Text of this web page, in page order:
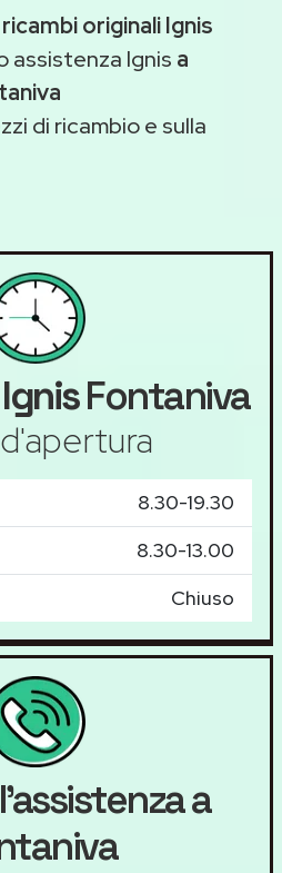
ricambi originali Ignis
assistenza Ignis a
di ricambio e sulla
IgnisFontaniva
8.30-19.30
8.30-13.00
Chiuso
a